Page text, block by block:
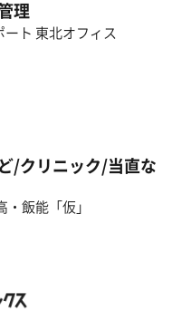
理
ト 東北オフィス
/クリニック/当直な
飯能「仮」